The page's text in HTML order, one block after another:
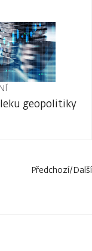
geopolitiky
Předchozí/Další